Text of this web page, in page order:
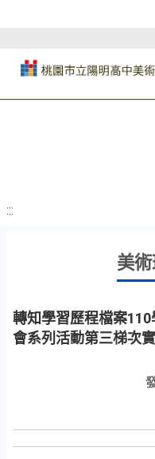
:::
美
轉知學習歷程檔案
會系列活動第三梯次